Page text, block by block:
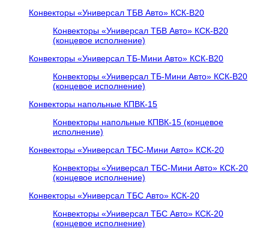
Конвекторы «Универсал ТБВ Авто» КСК-В20
Конвекторы «Универсал ТБВ Авто» КСК-В20
(концевое исполнение)
Конвекторы «Универсал ТБ-Мини Авто» КСК-В20
Конвекторы «Универсал ТБ-Мини Авто» КСК-В20
(концевое исполнение)
Конвекторы напольные КПВК-15
Конвекторы напольные КПВК-15 (концевое
исполнение)
Конвекторы «Универсал ТБC-Мини Авто» КСК-20
Конвекторы «Универсал ТБC-Мини Авто» КСК-20
(концевое исполнение)
Конвекторы «Универсал ТБC Авто» КСК-20
Конвекторы «Универсал ТБC Авто» КСК-20
(концевое исполнение)